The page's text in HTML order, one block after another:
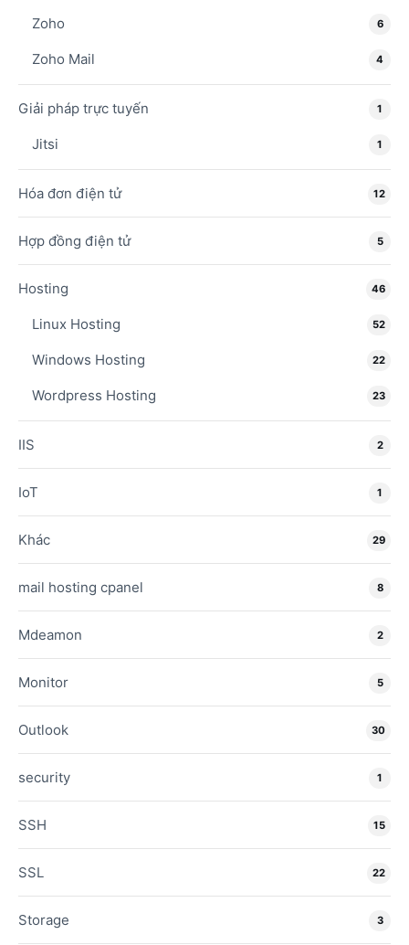
Zoho 6
Zoho Mail 4
Giải pháp trực tuyến 1
Jitsi 1
Hóa đơn điện tử 12
Hợp đồng điện tử 5
Hosting 46
Linux Hosting 52
Windows Hosting 22
Wordpress Hosting 23
IIS 2
IoT 1
Khác 29
mail hosting cpanel 8
Mdeamon 2
Monitor 5
Outlook 30
security 1
SSH 15
SSL 22
Storage 3